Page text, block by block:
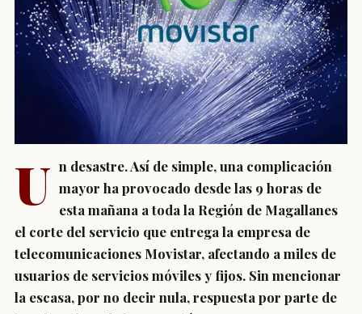
U n desastre. Así de simple, una complicación
mayor ha provocado desde las 9 horas de
esta mañana a toda la Región de Magallanes
el corte del servicio que entrega la empresa de
telecomunicaciones Movistar, afectando a miles de
usuarios de servicios móviles y fijos. Sin mencionar
la escasa, por no decir nula, respuesta por parte de